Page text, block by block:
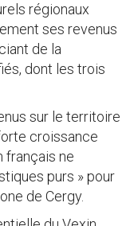
régionaux
ses revenus
de la
dont les trois
sur le territoire
croissance
français ne
purs » pour
de Cergy.